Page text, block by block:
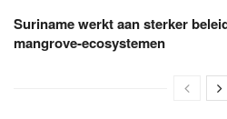
Suriname werkt aan sterker
mangrove-ecosystemen